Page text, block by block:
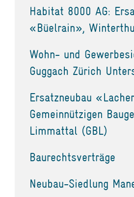
Habitat 8000 AG:
«Büelrain»,
Wohn- und
Guggach Zürich
Ersatzneubau
Gemeinnützigen
Limmattal (GBL)
Baurechtsverträge
Neubau-Siedlung